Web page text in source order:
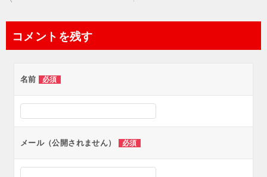
ビ
コメントを残す
名前 必須
メール（公開されません） 必須